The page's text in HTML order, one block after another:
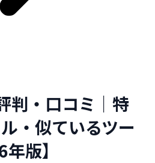
判・口コミ｜特
・似ているツー
版】